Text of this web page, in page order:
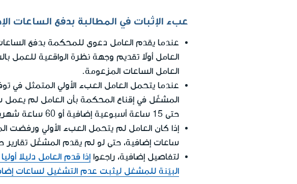
عبء الإثبات في المطالبة بدفع الساعات
عندما يقدم العامل دعوى للمحكمة بدفع
العامل أولاً تقديم وجهة نظرة الواقعية للعمل
العامل الساعات المزعومة.
عندما يتحمل العامل العبء الأولي المتمثل في
المشغّل في إقناع المحكمة بأن العامل لم
حتى 15 ساعة أسبوعية إضافية أو 60 ساعة شهرية إضافية.
إذا كان العامل لم يتحمل العبء الأولي ورفضت
ساعات إضافية، حتى لو لم يقدم المشغّل تقارير
لتفاصيل إضافية، راجعوا إذا قدم العامل دليلا
البيّنة للمشغل ليثبت عدم التشغيل لساعات